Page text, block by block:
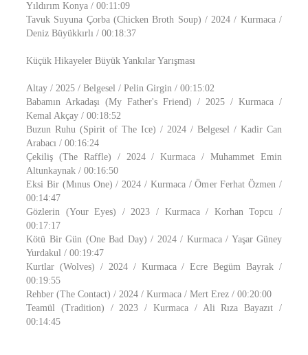
Yıldırım Konya / 00:11:09
Tavuk Suyuna Çorba (Chicken Broth Soup) / 2024 / Kurmaca /
Deniz Büyükkırlı / 00:18:37
Küçük Hikayeler Büyük Yankılar Yarışması
Altay / 2025 / Belgesel / Pelin Girgin / 00:15:02
Babamın Arkadaşı (My Father's Friend) / 2025 / Kurmaca /
Kemal Akçay / 00:18:52
Buzun Ruhu (Spirit of The Ice) / 2024 / Belgesel / Kadir Can
Arabacı / 00:16:24
Çekiliş (The Raffle) / 2024 / Kurmaca / Muhammet Emin
Altunkaynak / 00:16:50
Eksi Bir (Mınus One) / 2024 / Kurmaca / Ömer Ferhat Özmen /
00:14:47
Gözlerin (Your Eyes) / 2023 / Kurmaca / Korhan Topcu /
00:17:17
Kötü Bir Gün (One Bad Day) / 2024 / Kurmaca / Yaşar Güney
Yurdakul / 00:19:47
Kurtlar (Wolves) / 2024 / Kurmaca / Ecre Begüm Bayrak /
00:19:55
Rehber (The Contact) / 2024 / Kurmaca / Mert Erez / 00:20:00
Teamül (Tradition) / 2023 / Kurmaca / Ali Rıza Bayazıt /
00:14:45